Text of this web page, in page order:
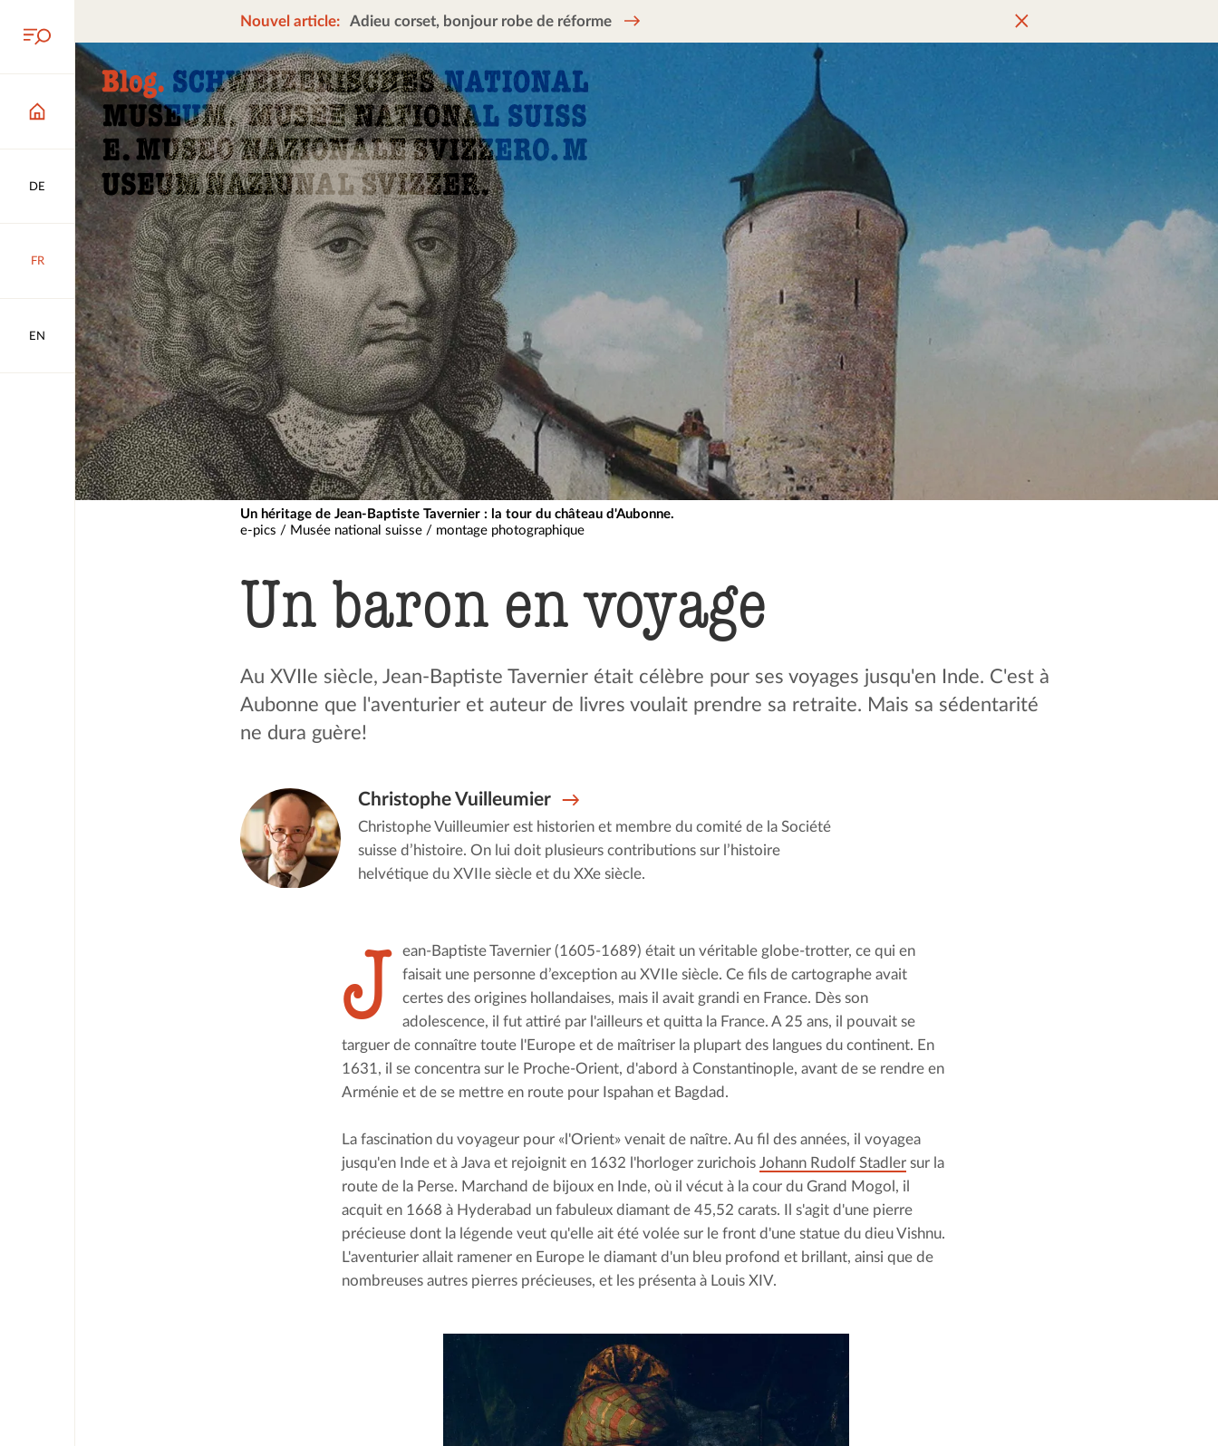
DE
FR
EN
Nouvel article: Adieu corset, bonjour robe de réforme
Un héritage de Jean-Baptiste Tavernier : la tour du château d'Aubonne.
e-pics / Musée national suisse / montage photographique
Un baron en voyage
Au XVIIe siècle, Jean-Baptiste Tavernier était célèbre pour ses voyages jusqu'en Inde. C'est à
Aubonne que l'aventurier et auteur de livres voulait prendre sa retraite. Mais sa sédentarité
ne dura guère!
Christophe Vuilleumier
Christophe Vuilleumier est historien et membre du comité de la Société
suisse d’histoire. On lui doit plusieurs contributions sur l’histoire
helvétique du XVIIe siècle et du XXe siècle.
J
ean-Baptiste Tavernier (1605-1689) était un véritable globe-trotter, ce qui en
faisait une personne d’exception au XVIIe siècle. Ce fils de cartographe avait
certes des origines hollandaises, mais il avait grandi en France. Dès son
adolescence, il fut attiré par l'ailleurs et quitta la France. A 25 ans, il pouvait se
targuer de connaître toute l'Europe et de maîtriser la plupart des langues du continent. En
1631, il se concentra sur le Proche-Orient, d'abord à Constantinople, avant de se rendre en
Arménie et de se mettre en route pour Ispahan et Bagdad.
La fascination du voyageur pour «l'Orient» venait de naître. Au fil des années, il voyagea
jusqu'en Inde et à Java et rejoignit en 1632 l'horloger zurichois Johann Rudolf Stadler sur la
route de la Perse. Marchand de bijoux en Inde, où il vécut à la cour du Grand Mogol, il
acquit en 1668 à Hyderabad un fabuleux diamant de 45,52 carats. Il s'agit d'une pierre
précieuse dont la légende veut qu'elle ait été volée sur le front d'une statue du dieu Vishnu.
L'aventurier allait ramener en Europe le diamant d'un bleu profond et brillant, ainsi que de
nombreuses autres pierres précieuses, et les présenta à Louis XIV.